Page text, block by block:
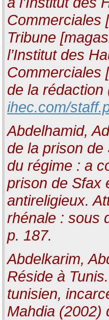
Commerciales
Tribune
l’Institut des
Commerciales
de la
ihec.com/
Abdelhamid,
de la prison de
du régime : a
prison de Sfax
antireligieux.
rhénale : sous
p. 187.
Abdelkarim,
Réside à
tunisien,
Mahdia (2002)